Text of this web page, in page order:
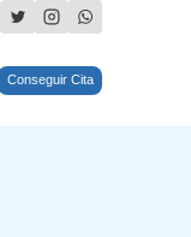
Conseguir Cita